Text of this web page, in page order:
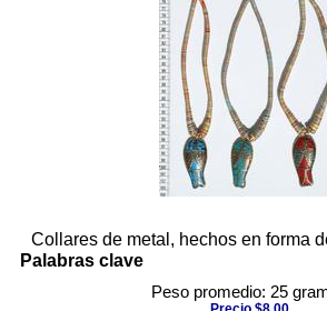
Collares de metal, hechos en forma
Palabras clave
Peso promedio: 25